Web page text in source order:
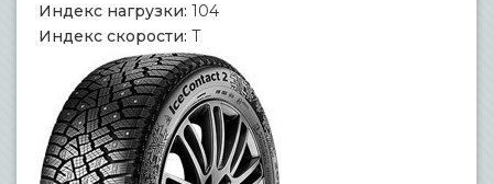
Индекс нагрузки: 104
Индекс скорости: T